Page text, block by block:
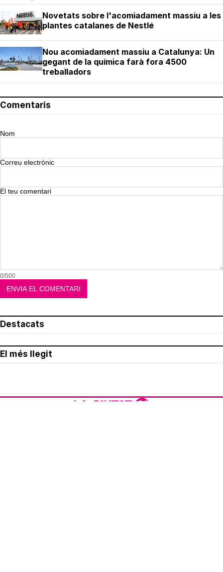
Novetats sobre l'acomiadament massiu a les
plantes catalanes de Nestlé
Nou acomiadament massiu a Catalunya: Un
gegant de la química farà fora 4500
treballadors
Comentaris
Nom
Correu electrònic
El teu comentari
0/500
Destacats
El més llegit